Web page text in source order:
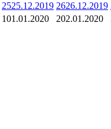
2525.12.2019 2626.12.2019
101.01.2020 202.01.2020